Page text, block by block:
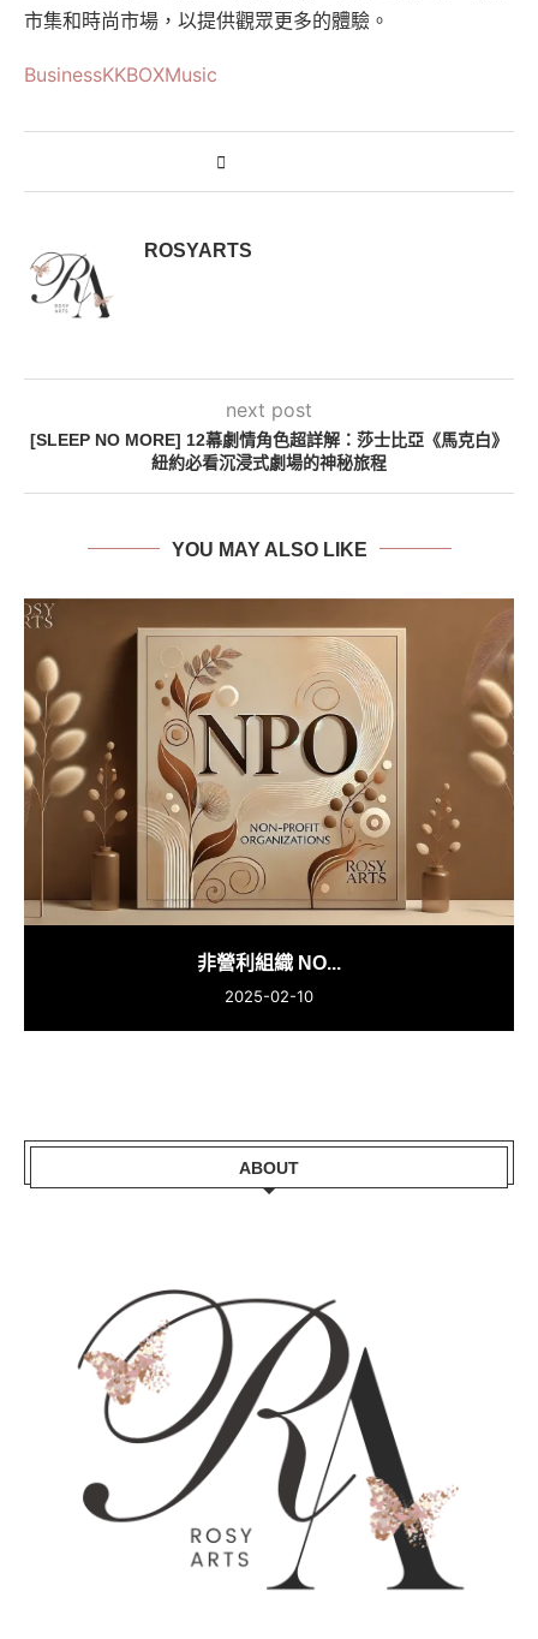
市集和時尚市場，以提供觀眾更多的體驗。
BusinessKKBOXMusic
ROSYARTS
next post
[SLEEP NO MORE] 12幕劇情角色超詳解：莎士比亞《馬克白》
紐約必看沉浸式劇場的神秘旅程
YOU MAY ALSO LIKE
非營利組織 NO...
2025-02-10
ABOUT